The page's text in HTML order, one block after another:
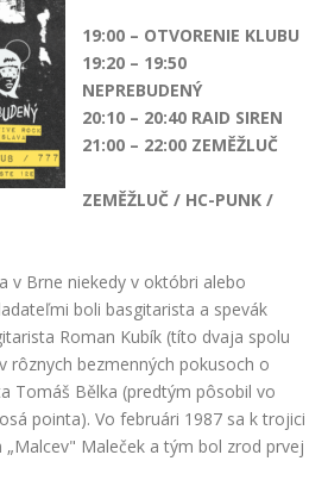
19:00 – OTVORENIE KLUBU
19:20 – 19:50
NEPREBUDENÝ
20:10 – 20:40 RAID SIREN
21:00 – 22:00 ZEMĚŽLUČ
ZEMĚŽLUČ / HC-PUNK /
v Brne niekedy v októbri alebo
boli basgitarista a spevák
Roman Kubík (títo dvaja spolu
rôznych bezmenných pokusoch o
Tomáš Bělka (predtým pôsobil vo
pointa). Vo februári 1987 sa k trojici
Maleček a tým bol zrod prvej